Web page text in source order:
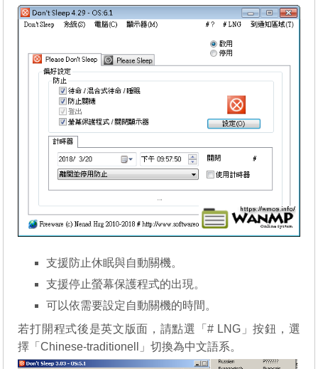
支援防止休眠與自動關機。
支援停止螢幕保護程式的出現。
可以依需要設定自動關機的時間。
若打開程式後是英文版面，請點選「# LNG」按鈕，選
擇「Chinese-traditionell」切換為中文語系。